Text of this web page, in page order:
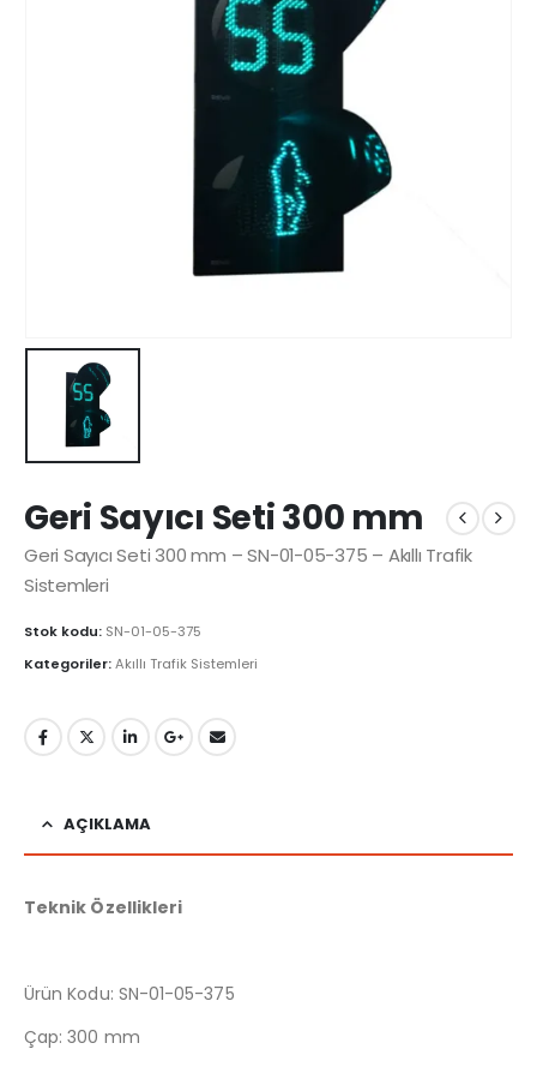
Geri Sayıcı Seti 300 mm
Geri Sayıcı Seti 300 mm – SN-01-05-375 – Akıllı Trafik
Sistemleri
Stok kodu: SN-01-05-375
Kategoriler:Akıllı Trafik Sistemleri
AÇIKLAMA
Teknik Özellikleri
Ürün Kodu: SN-01-05-375
Çap: 300 mm